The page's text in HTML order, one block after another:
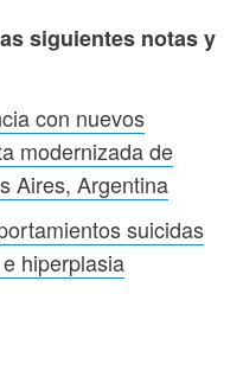
siguientes notas y
con nuevos
modernizada de
Aires, Argentina
suicidas
hiperplasia